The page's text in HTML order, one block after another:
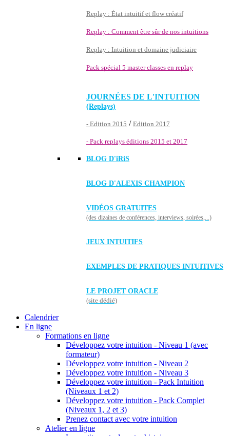
Replay : État intuitif et flow créatif
Replay : Comment être sûr de nos intuitions
Replay : Intuition et domaine judiciaire
Pack spécial 5 master classes en replay
JOURNÉES DE L'INTUITION
(Replays)
- Edition 2015 / Edition 2017
- Pack replays éditions 2015 et 2017
BLOG D'iRiS
BLOG D'ALEXIS CHAMPION
VIDÉOS GRATUITES
(des dizaines de conférences, interviews, soirées,...)
JEUX INTUITIFS
EXEMPLES DE PRATIQUES INTUITIVES
LE PROJET ORACLE
(site dédié)
Calendrier
En ligne
Formations en ligne
Développez votre intuition - Niveau 1 (avec
formateur)
Développez votre intuition - Niveau 2
Développez votre intuition - Niveau 3
Développez votre intuition - Pack Intuition
(Niveaux 1 et 2)
Développez votre intuition - Pack Complet
(Niveaux 1, 2 et 3)
Prenez contact avec votre intuition
Atelier en ligne